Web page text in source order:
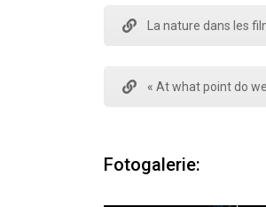
La nature dans les
« At what point do
Fotogalerie: